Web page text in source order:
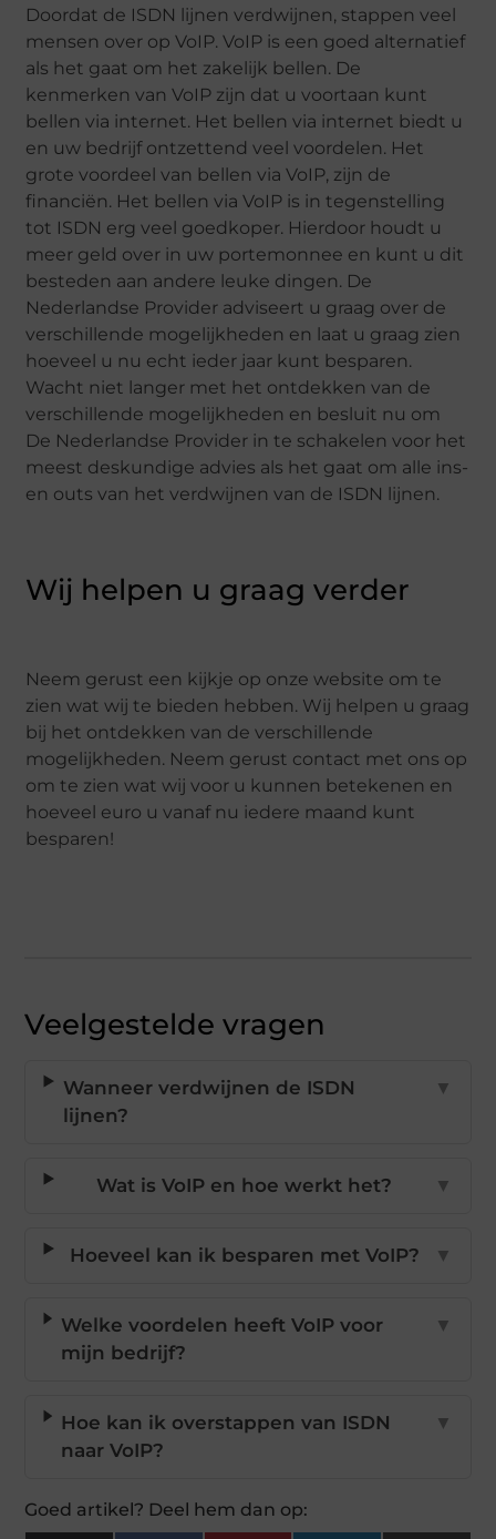
Doordat de ISDN lijnen verdwijnen, stappen veel
mensen over op VoIP. VoIP is een goed alternatief
als het gaat om het zakelijk bellen. De
kenmerken van VoIP zijn dat u voortaan kunt
bellen via internet. Het bellen via internet biedt u
en uw bedrijf ontzettend veel voordelen. Het
grote voordeel van bellen via VoIP, zijn de
financiën. Het bellen via VoIP is in tegenstelling
tot ISDN erg veel goedkoper. Hierdoor houdt u
meer geld over in uw portemonnee en kunt u dit
besteden aan andere leuke dingen. De
Nederlandse Provider adviseert u graag over de
verschillende mogelijkheden en laat u graag zien
hoeveel u nu echt ieder jaar kunt besparen.
Wacht niet langer met het ontdekken van de
verschillende mogelijkheden en besluit nu om
De Nederlandse Provider in te schakelen voor het
meest deskundige advies als het gaat om alle ins-
en outs van het verdwijnen van de ISDN lijnen.
Wij helpen u graag verder
Neem gerust een kijkje op onze website om te
zien wat wij te bieden hebben. Wij helpen u graag
bij het ontdekken van de verschillende
mogelijkheden. Neem gerust contact met ons op
om te zien wat wij voor u kunnen betekenen en
hoeveel euro u vanaf nu iedere maand kunt
besparen!
Veelgestelde vragen
Wanneer verdwijnen de ISDN
lijnen?
▼
Wat is VoIP en hoe werkt het? ▼
Hoeveel kan ik besparen met VoIP? ▼
Welke voordelen heeft VoIP voor
mijn bedrijf?
▼
Hoe kan ik overstappen van ISDN
naar VoIP?
▼
Goed artikel? Deel hem dan op: